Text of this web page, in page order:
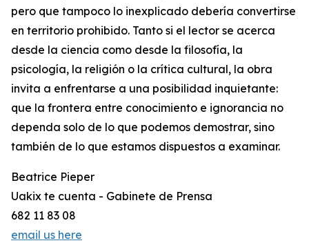
pero que tampoco lo inexplicado debería convertirse
en territorio prohibido. Tanto si el lector se acerca
desde la ciencia como desde la filosofía, la
psicología, la religión o la crítica cultural, la obra
invita a enfrentarse a una posibilidad inquietante:
que la frontera entre conocimiento e ignorancia no
dependa solo de lo que podemos demostrar, sino
también de lo que estamos dispuestos a examinar.
Beatrice Pieper
Uakix te cuenta - Gabinete de Prensa
682 11 83 08
email us here